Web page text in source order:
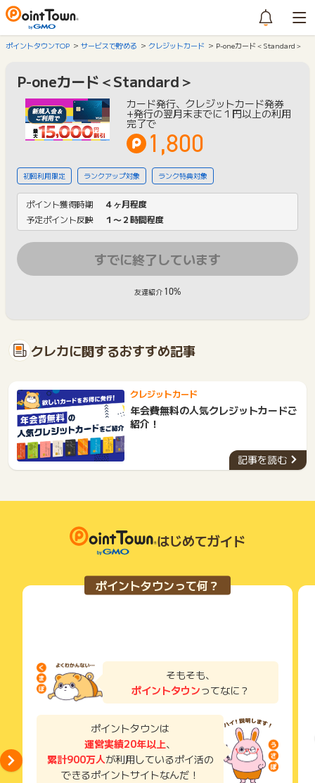
ポイントタウンTOP サービスで貯める クレジットカード P-oneカード＜Standard＞
P-oneカード＜Standard＞
カード発行、クレジットカード発券
+発行の翌月末までに１円以上の利用
完了で
1,800
初回利用限定 ランクアップ対象 ランク特典対象
ポイント獲得時期
４ヶ月程度
予定ポイント反映
１〜２時間程度
すでに終了しています
友達紹介 10%
クレカに関するおすすめ記事
クレジットカード
年会費無料の人気クレジットカードご
紹介！
記事を読む
はじめてガイド
ポイントタウンって何？
そもそも、
ポイントタウンってなに？
ポイントタウンは
運営実績20年以上、
累計900万人が利用しているポイ活の
できるポイントサイトなんだ！